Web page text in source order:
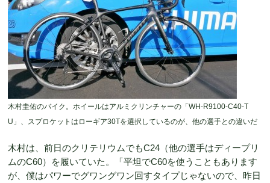
木村圭佑のバイク。ホイールはアルミクリンチャーの「WH-R9100-C40-T
U」、スプロケットはローギア30Tを選択しているのが、他の選手との違いだ
木村は、前日のクリテリウムでもC24（他の選手はディープリ
ムのC60）を履いていた。「平坦でC60を使うこともあります
が、僕はパワーでグワングワン回すタイプじゃないので、昨日